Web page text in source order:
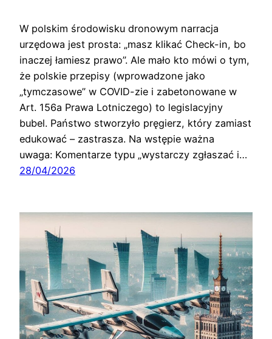
W polskim środowisku dronowym narracja
urzędowa jest prosta: „masz klikać Check-in, bo
inaczej łamiesz prawo”. Ale mało kto mówi o tym,
że polskie przepisy (wprowadzone jako
„tymczasowe” w COVID-zie i zabetonowane w
Art. 156a Prawa Lotniczego) to legislacyjny
bubel. Państwo stworzyło pręgierz, który zamiast
edukować – zastrasza. Na wstępie ważna
uwaga: Komentarze typu „wystarczy zgłaszać i…
28/04/2026